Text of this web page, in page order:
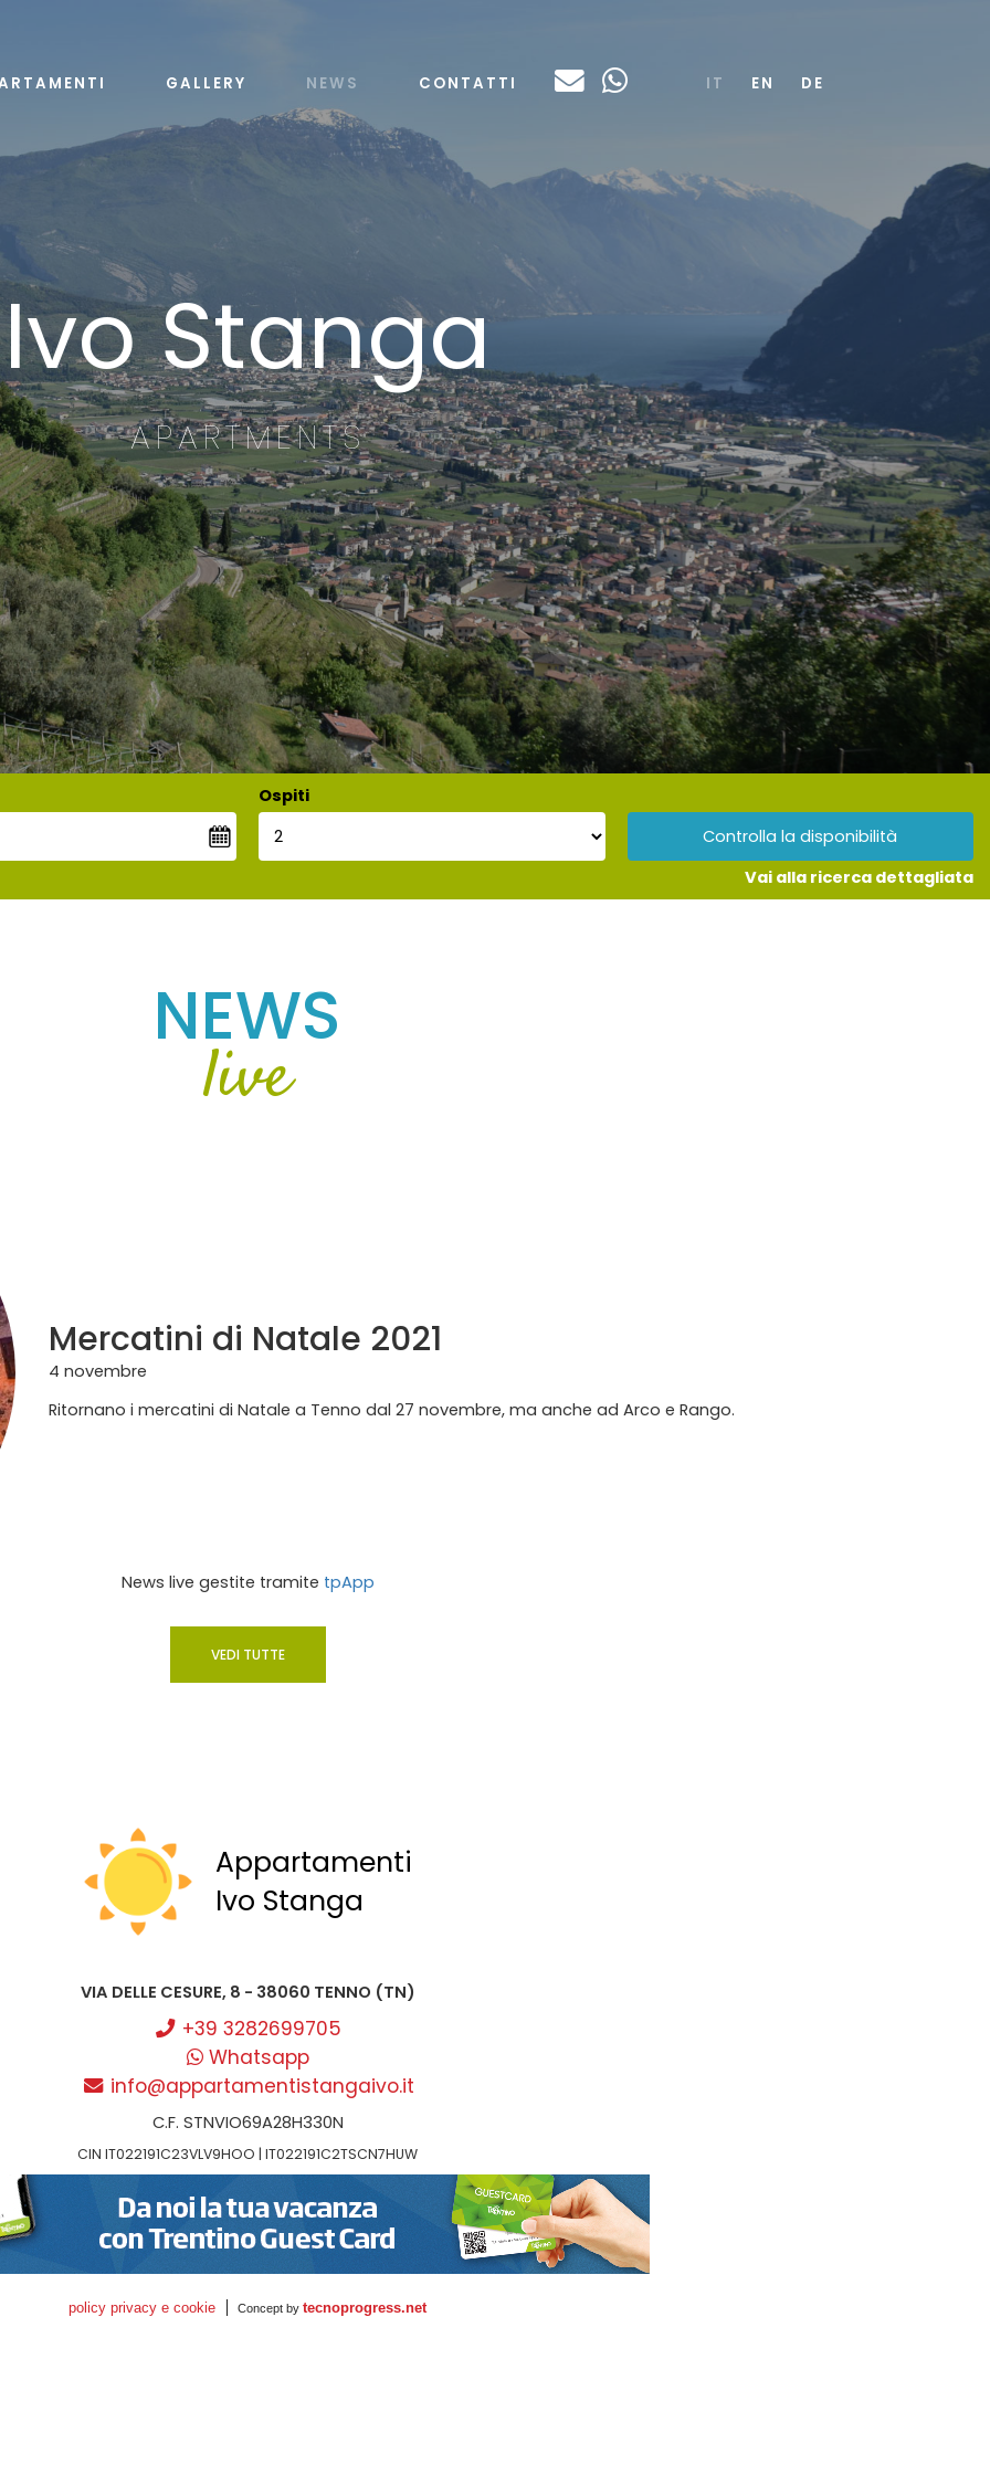
GALLERY NEWS CONTATTI IT EN DE
Ivo Stanga
APARTMENTS
Ospiti
Controlla la disponibilità
Vai alla ricerca dettagliata
NEWS
live
Mercatini di Natale 2021
4 novembre
Ritornano i mercatini di Natale a Tenno dal 27 novembre, ma anche ad Arco e Rango.
News live gestite tramite tpApp
VEDI TUTTE
Appartamenti
Ivo Stanga
VIA DELLE CESURE, 8 - 38060 TENNO (TN)
+39 3282699705
Whatsapp
info@appartamentistangaivo.it
C.F. STNVIO69A28H330N
CIN IT022191C23VLV9HOO | IT022191C2TSCN7HUW
policy privacy e cookie Concept by tecnoprogress.net